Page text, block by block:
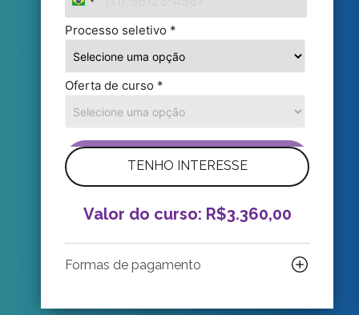
TENHO INTERESSE
Valor do curso: R$3.360,00
Formas de pagamento